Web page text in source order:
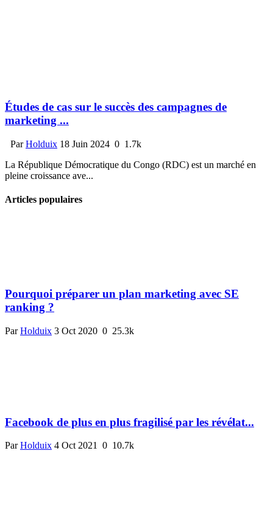
Études de cas sur le succès des campagnes de
marketing ...
ParHolduix 18 Juin 2024 0 1.7k
La République Démocratique du Congo (RDC) est un marché en
pleine croissance ave...
Articles populaires
Pourquoi préparer un plan marketing avec SE
ranking ?
ParHolduix 3 Oct 2020 0 25.3k
Facebook de plus en plus fragilisé par les révélat...
ParHolduix 4 Oct 2021 0 10.7k